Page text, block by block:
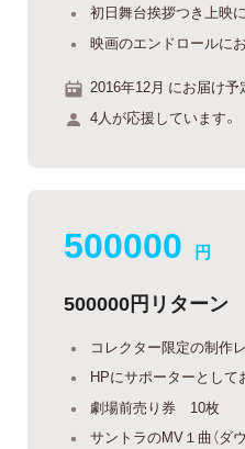
初日舞台挨拶つき上映
映画のエンドロールに
2016年12月 にお届け予
4人が応援しています。
500000 円
500000円リターン
コレクター限定の制作
HPにサポーターとして
劇場前売り券 10枚
サントラのMV１曲（ダ